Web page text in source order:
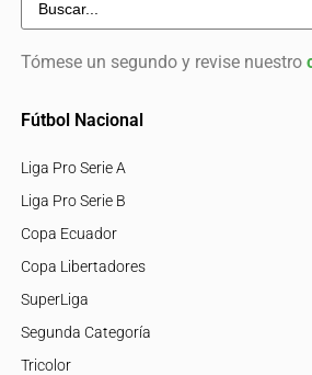
Tómese un segundo y revise nuestro
Fútbol Nacional
Liga Pro Serie A
Liga Pro Serie B
Copa Ecuador
Copa Libertadores
SuperLiga
Segunda Categoría
Tricolor